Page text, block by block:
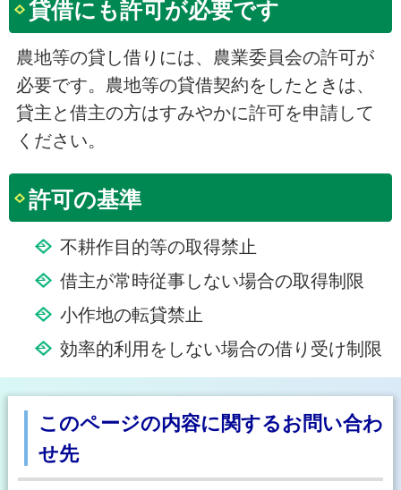
貸借にも許可が必要です
農地等の貸し借りには、農業委員会の許可が
必要です。農地等の貸借契約をしたときは、
貸主と借主の方はすみやかに許可を申請して
ください。
許可の基準
不耕作目的等の取得禁止
借主が常時従事しない場合の取得制限
小作地の転貸禁止
効率的利用をしない場合の借り受け制限
このページの内容に関するお問い合わ
せ先